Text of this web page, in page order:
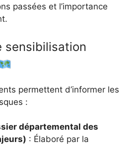
passées et l’importance
sensibilisation
permettent d’informer les
:
départemental des
: Élaboré par la